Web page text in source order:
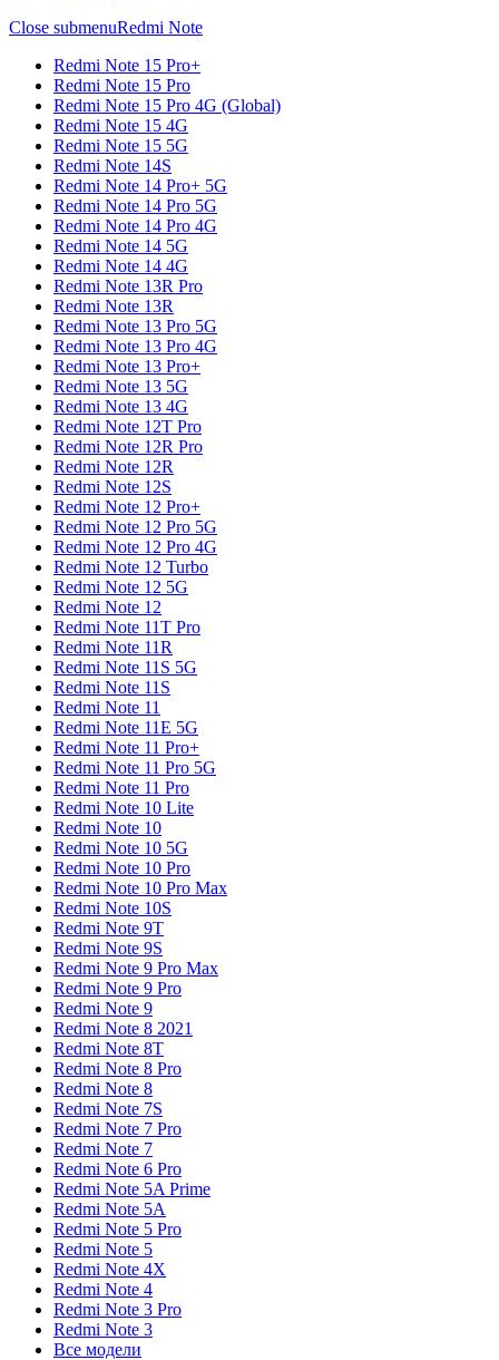
Close submenuRedmi Note
Redmi Note 15 Pro+
Redmi Note 15 Pro
Redmi Note 15 Pro 4G (Global)
Redmi Note 15 4G
Redmi Note 15 5G
Redmi Note 14S
Redmi Note 14 Pro+ 5G
Redmi Note 14 Pro 5G
Redmi Note 14 Pro 4G
Redmi Note 14 5G
Redmi Note 14 4G
Redmi Note 13R Pro
Redmi Note 13R
Redmi Note 13 Pro 5G
Redmi Note 13 Pro 4G
Redmi Note 13 Pro+
Redmi Note 13 5G
Redmi Note 13 4G
Redmi Note 12T Pro
Redmi Note 12R Pro
Redmi Note 12R
Redmi Note 12S
Redmi Note 12 Pro+
Redmi Note 12 Pro 5G
Redmi Note 12 Pro 4G
Redmi Note 12 Turbo
Redmi Note 12 5G
Redmi Note 12
Redmi Note 11T Pro
Redmi Note 11R
Redmi Note 11S 5G
Redmi Note 11S
Redmi Note 11
Redmi Note 11E 5G
Redmi Note 11 Pro+
Redmi Note 11 Pro 5G
Redmi Note 11 Pro
Redmi Note 10 Lite
Redmi Note 10
Redmi Note 10 5G
Redmi Note 10 Pro
Redmi Note 10 Pro Max
Redmi Note 10S
Redmi Note 9T
Redmi Note 9S
Redmi Note 9 Pro Max
Redmi Note 9 Pro
Redmi Note 9
Redmi Note 8 2021
Redmi Note 8T
Redmi Note 8 Pro
Redmi Note 8
Redmi Note 7S
Redmi Note 7 Pro
Redmi Note 7
Redmi Note 6 Pro
Redmi Note 5A Prime
Redmi Note 5A
Redmi Note 5 Pro
Redmi Note 5
Redmi Note 4X
Redmi Note 4
Redmi Note 3 Pro
Redmi Note 3
Все модели